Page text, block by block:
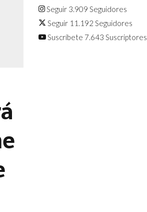
Seguir 3.909 Seguidores
Seguir 11.192 Seguidores
Suscríbete 7.643 Suscriptores